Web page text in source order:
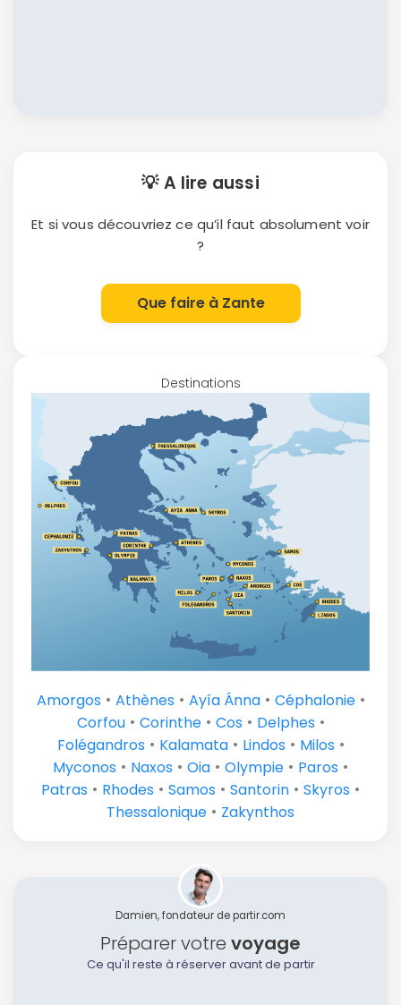
💡 A lire aussi
Et si vous découvriez ce qu’il faut absolument voir
?
Que faire à Zante
Destinations
Amorgos • Athènes • Ayía Ánna• Céphalonie•
Corfou• Corinthe• Cos • Delphes •
Folégandros • Kalamata• Lindos • Milos •
Myconos • Naxos • Oia • Olympie • Paros •
Patras • Rhodes • Samos • Santorin • Skyros •
Thessalonique • Zakynthos
Damien, fondateur de partir.com
Préparer votre voyage
Ce qu'il reste à réserver avant de partir